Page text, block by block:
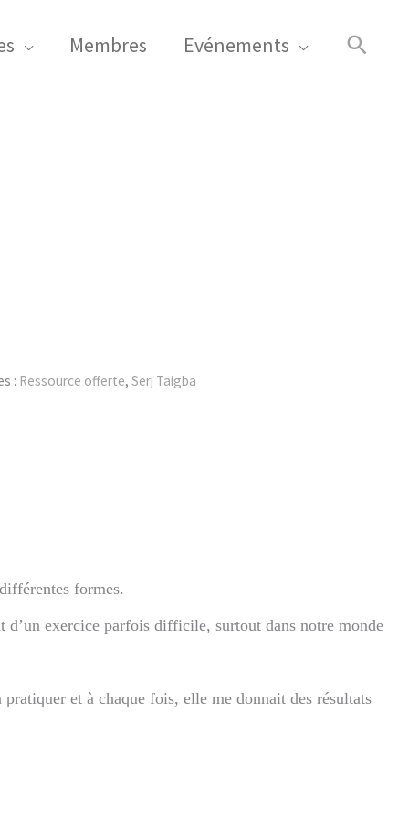
Membres Evénements
: Ressource offerte, Serj Taigba
formes.
d’un exercice parfois difficile, surtout dans notre monde
et à chaque fois, elle me donnait des résultats
Silence